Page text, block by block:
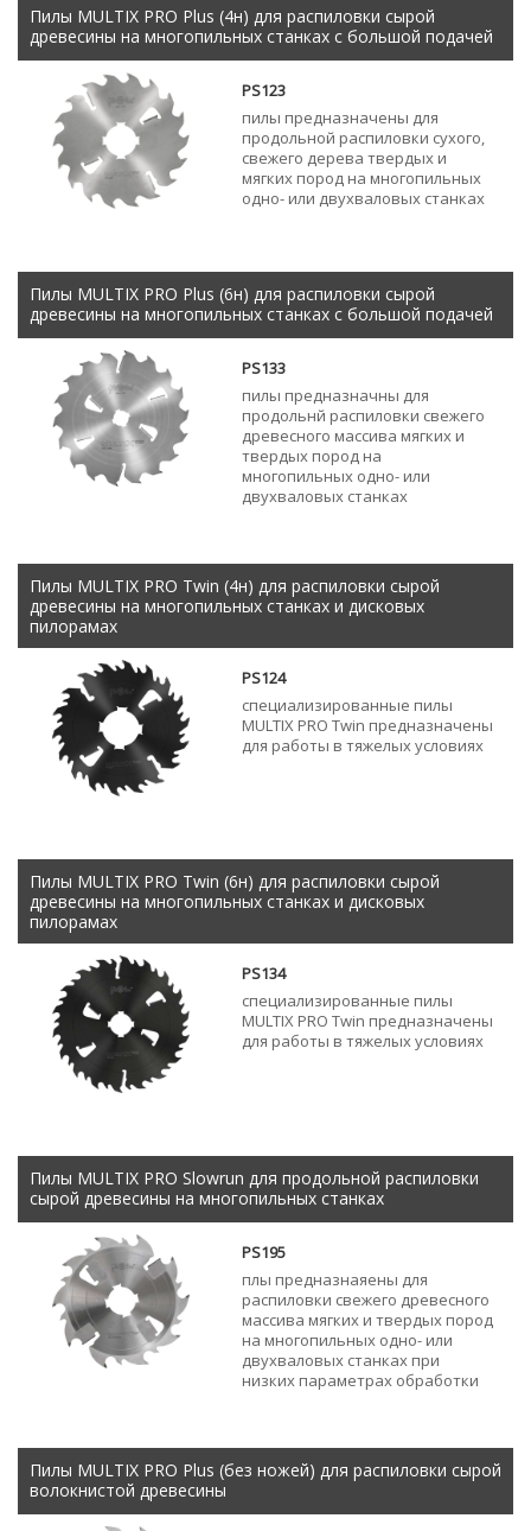
Пилы MULTIX PRO Plus (4н) для распиловки сырой
древесины на многопильных станках с большой подачей
PS123
пилы предназначены для
продольной распиловки сухого,
свежего дерева твердых и
мягких пород на многопильных
одно- или двухваловых станках
Пилы MULTIX PRO Plus (6н) для распиловки сырой
древесины на многопильных станках с большой подачей
PS133
пилы предназначны для
продольнй распиловки свежего
древесного массива мягких и
твердых пород на
многопильных одно- или
двухваловых станках
Пилы MULTIX PRO Twin (4н) для распиловки сырой
древесины на многопильных станках и дисковых
пилорамах
PS124
специализированные пилы
MULTIX PRO Twin предназначены
для работы в тяжелых условиях
Пилы MULTIX PRO Twin (6н) для распиловки сырой
древесины на многопильных станках и дисковых
пилорамах
PS134
специализированные пилы
MULTIX PRO Twin предназначены
для работы в тяжелых условиях
Пилы MULTIX PRO Slowrun для продольной распиловки
сырой древесины на многопильных станках
PS195
плы предназнаяены для
распиловки свежего древесного
массива мягких и твердых пород
на многопильных одно- или
двухваловых станках при
низких параметрах обработки
Пилы MULTIX PRO Plus (без ножей) для распиловки сырой
волокнистой древесины